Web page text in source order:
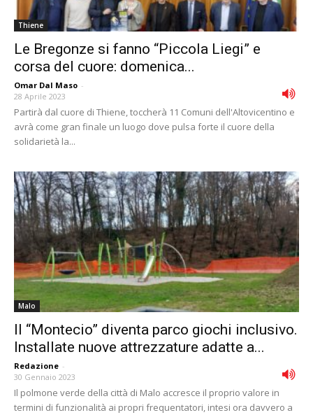
Thiene
Le Bregonze si fanno “Piccola Liegi” e
corsa del cuore: domenica...
Omar Dal Maso -
28 Aprile 2023
Partirà dal cuore di Thiene, toccherà 11 Comuni dell'Altovicentino e
avrà come gran finale un luogo dove pulsa forte il cuore della
solidarietà la...
Malo
Il “Montecio” diventa parco giochi inclusivo.
Installate nuove attrezzature adatte a...
Redazione -
30 Gennaio 2023
Il polmone verde della città di Malo accresce il proprio valore in
termini di funzionalità ai propri frequentatori, intesi ora davvero a